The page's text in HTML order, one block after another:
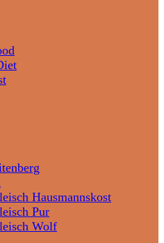
Hausmannskost
Pur
Wolf